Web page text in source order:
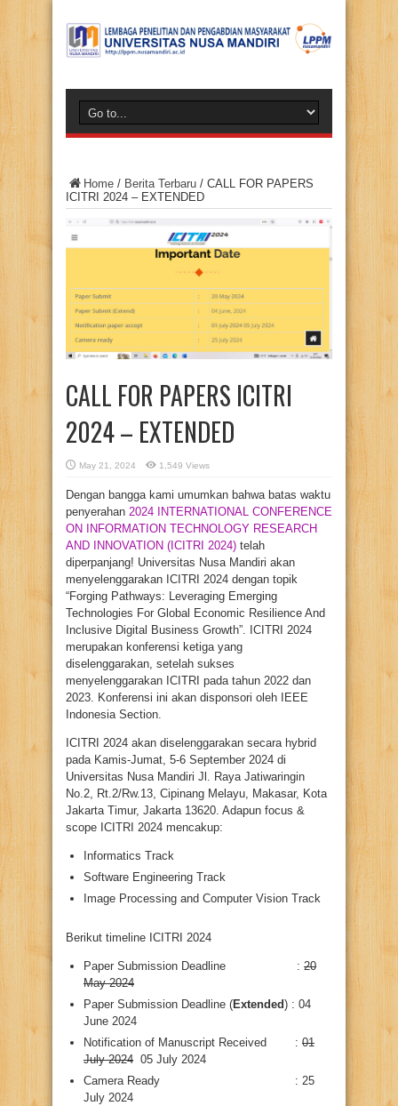
Home / Berita Terbaru / CALL FOR PAPERS
ICITRI 2024 – EXTENDED
CALL FOR PAPERS ICITRI
2024 – EXTENDED
May 21, 2024 1,549 Views
Dengan bangga kami umumkan bahwa batas waktu
penyerahan 2024 INTERNATIONAL CONFERENCE
ON INFORMATION TECHNOLOGY RESEARCH
AND INNOVATION (ICITRI 2024) telah
diperpanjang! Universitas Nusa Mandiri akan
menyelenggarakan ICITRI 2024 dengan topik
“Forging Pathways: Leveraging Emerging
Technologies For Global Economic Resilience And
Inclusive Digital Business Growth”. ICITRI 2024
merupakan konferensi ketiga yang
diselenggarakan, setelah sukses
menyelenggarakan ICITRI pada tahun 2022 dan
2023. Konferensi ini akan disponsori oleh IEEE
Indonesia Section.
ICITRI 2024 akan diselenggarakan secara hybrid
pada Kamis-Jumat, 5-6 September 2024 di
Universitas Nusa Mandiri Jl. Raya Jatiwaringin
No.2, Rt.2/Rw.13, Cipinang Melayu, Makasar, Kota
Jakarta Timur, Jakarta 13620. Adapun focus &
scope ICITRI 2024 mencakup:
Informatics Track
Software Engineering Track
Image Processing and Computer Vision Track
Berikut timeline ICITRI 2024
Paper Submission Deadline : 20
May 2024
Paper Submission Deadline (Extended) : 04
June 2024
Notification of Manuscript Received : 01
July 2024 05 July 2024
Camera Ready : 25
July 2024